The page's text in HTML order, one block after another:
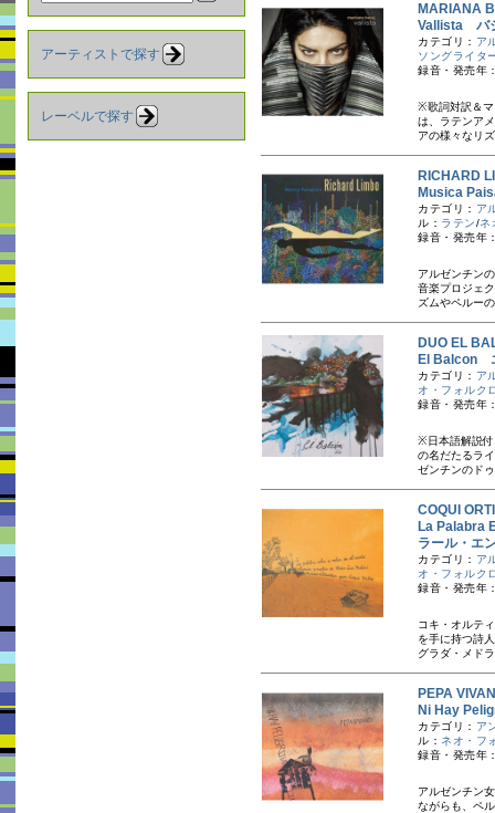
アーティストで探す
レーベルで探す
MARIANA
Vallista バ
カテゴリ： ア
ソングライタ
録音・発売年
※歌詞対訳＆マ
は、ラテンア
アの様々なリ
RICHARD
Musica
カテゴリ： ア
ル： ラテン/ネ
録音・発売年
アルゼンチン
音楽プロジェ
ズムやペルー
DUO EL
El Balcon
カテゴリ： ア
オ・フォルク
録音・発売年
※日本語解説付
の名だたるラ
ゼンチンのド
COQUI
La Palabra
ラール・エ
カテゴリ： ア
オ・フォルク
録音・発売年
コキ・オルテ
を手に持つ詩
グラダ・メド
PEPA
Ni Hay
カテゴリ： ア
ル： ネオ・フ
録音・発売年
アルゼンチン
ながらも、ペ